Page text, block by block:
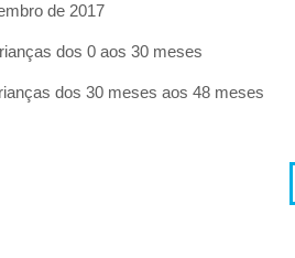
de 2017
dos 0 aos 30 meses
dos 30 meses aos 48 meses